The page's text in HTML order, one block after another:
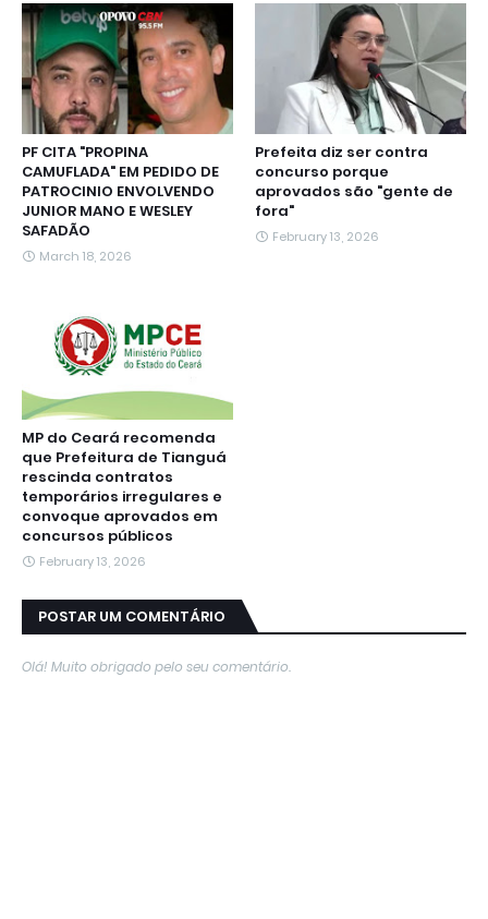
PF CITA "PROPINA
CAMUFLADA" EM PEDIDO DE
PATROCINIO ENVOLVENDO
JUNIOR MANO E WESLEY
SAFADÃO
March 18, 2026
Prefeita diz ser contra
concurso porque
aprovados são "gente de
fora"
February 13, 2026
MP do Ceará recomenda
que Prefeitura de Tianguá
rescinda contratos
temporários irregulares e
convoque aprovados em
concursos públicos
February 13, 2026
POSTAR UM COMENTÁRIO
Olá! Muito obrigado pelo seu comentário.